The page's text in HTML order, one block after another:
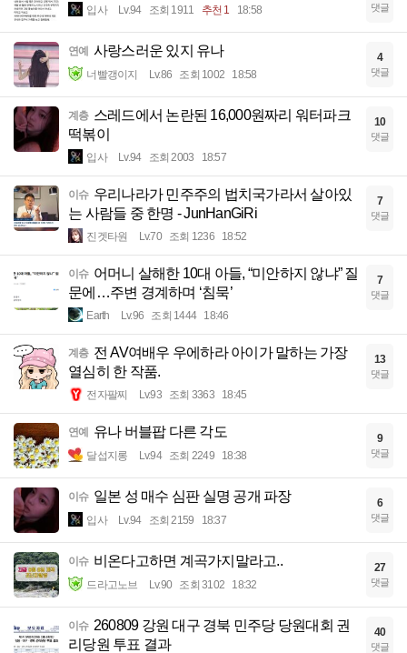
입사 Lv.94 조회 1911 추천 1 18:58 댓글
연예 사랑스러운 있지 유나
너빨갱이지 Lv.86 조회 1002 18:58
4
댓글
계층 스레드에서 논란된 16,000원짜리 워터파크
떡볶이
입사 Lv.94 조회 2003 18:57
10
댓글
이슈 우리나라가 민주주의 법치국가라서 살아있
는 사람들 중 한명 - JunHanGiRi
진겟타원 Lv.70 조회 1236 18:52
7
댓글
이슈 어머니 살해한 10대 아들, “미안하지 않냐” 질
문에…주변 경계하며 ‘침묵’
Earth Lv.96 조회 1444 18:46
7
댓글
계층 전 AV여배우 우에하라 아이가 말하는 가장
열심히 한 작품.
전자팔찌 Lv.93 조회 3363 18:45
13
댓글
연예 유나 버블팝 다른 각도
달섭지롱 Lv.94 조회 2249 18:38
9
댓글
이슈 일본 성 매수 심판 실명 공개 파장
입사 Lv.94 조회 2159 18:37
6
댓글
이슈 비온다고하면 계곡가지말라고..
드라고노브 Lv.90 조회 3102 18:32
27
댓글
이슈 260809 강원 대구 경북 민주당 당원대회 권
리당원 투표 결과
40
댓글